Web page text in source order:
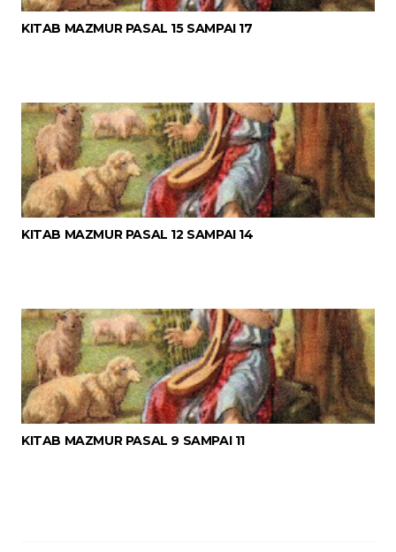
KITAB MAZMUR PASAL 15 SAMPAI 17
KITAB MAZMUR PASAL 12 SAMPAI 14
KITAB MAZMUR PASAL 9 SAMPAI 11